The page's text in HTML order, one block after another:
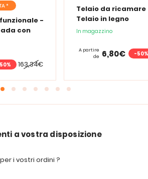
*
-
con
163,34€
Telaio da ricamare
Telaio in legno
In magazzino
A partire
de 6,80€ -50%
a vostra disposizione
i vostri ordini ?